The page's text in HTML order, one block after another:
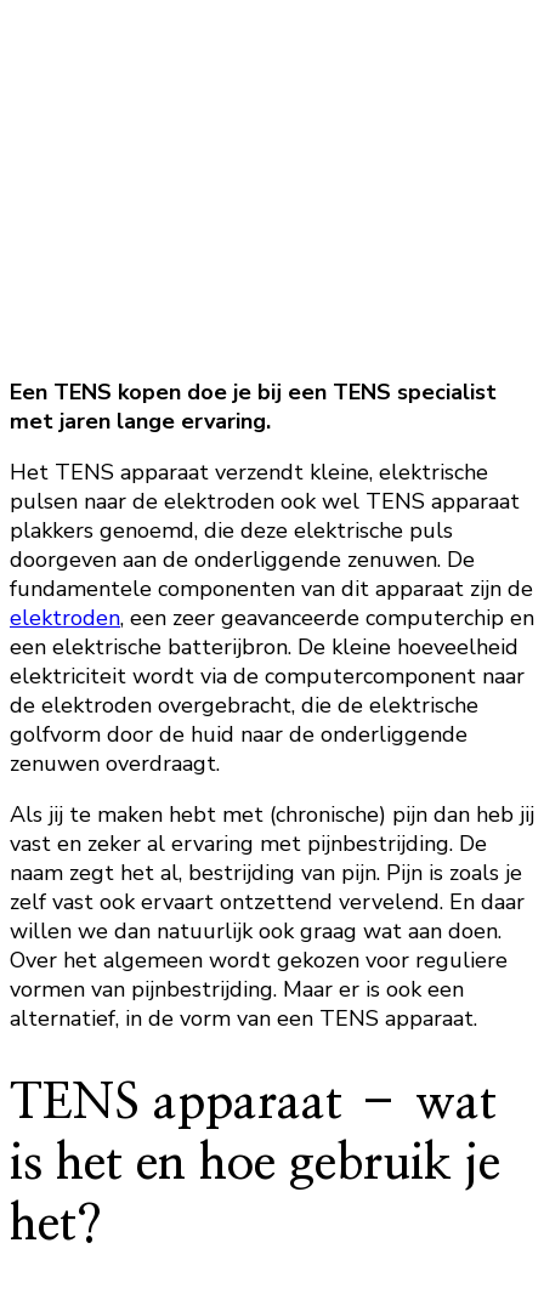
Een TENS kopen doe je bij een TENS specialist
met jaren lange ervaring.
Het TENS apparaat verzendt kleine, elektrische
pulsen naar de elektroden ook wel TENS apparaat
plakkers genoemd, die deze elektrische puls
doorgeven aan de onderliggende zenuwen. De
fundamentele componenten van dit apparaat zijn de
elektroden, een zeer geavanceerde computerchip en
een elektrische batterijbron. De kleine hoeveelheid
elektriciteit wordt via de computercomponent naar
de elektroden overgebracht, die de elektrische
golfvorm door de huid naar de onderliggende
zenuwen overdraagt.
Als jij te maken hebt met (chronische) pijn dan heb jij
vast en zeker al ervaring met pijnbestrijding. De
naam zegt het al, bestrijding van pijn. Pijn is zoals je
zelf vast ook ervaart ontzettend vervelend. En daar
willen we dan natuurlijk ook graag wat aan doen.
Over het algemeen wordt gekozen voor reguliere
vormen van pijnbestrijding. Maar er is ook een
alternatief, in de vorm van een TENS apparaat.
TENS apparaat – wat
is het en hoe gebruik je
het?